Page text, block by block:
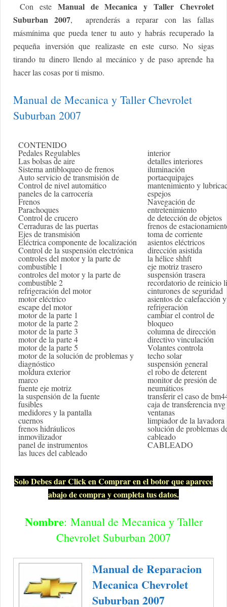
Con este Manual de Mecanica y Taller Chevrolet
Suburban 2007, aprenderás a reparar con las fallas
másmínima que pueda tener tu auto y habrás recuperado la
pequeña inversión que realizaste en este curso. No sigas
tirando tu dinero llendo al mecánico y de paso aprende ha
hacer las cosas por ti mismo.
Manual de Mecanica y Taller Chevrolet
Suburban 2007
CONTENIDO
Pedales Regulables
Las bolsas de aire
Sistema antibloqueo de frenos
Auto servicio de transmisión de
Control de nivel automático
paneles de la carrocería
Frenos
Parachoques
Control de crucero
Cerraduras de las puertas
Ejes de transmisión
Eléctrica componente de localización
Control de la suspensión electrónica
controles del motor y la parte de
combustible 1
controles del motor y la parte de
combustible 2
refrigeración del motor
motor eléctrico
escape del motor
motor de la parte 1
motor de la parte 2
motor de la parte 3
motor de la parte 4
motor de la parte 5
motor de la solución de problemas y
diagnóstico
moldura exterior
marco
fuente eje motriz
la suspensión de la fuente
fusibles
medidores y la pantalla
cuernos
frenos hidráulicos
inmovilizador
panel de instrumentos
las luces del cableado
interior
detalles interiores
iluminación
portaequipajes
mantenimiento y
espejos
Navegación de
entretenimiento
de detección de objetos
frenos de
toma de corriente
asientos eléctricos
dirección asistida
la hélice shhft
eje motriz trasero
suspensión trasera
recordatorio de reinicio
cinturones de seguridad
asientos de calefacción y
refrigeración
cambiar el control de
bloqueo
columna de dirección
directivo vinculación
Volantes controla
techo solar
suspensión general
el robo de deterent
monitor de presión de
neumáticos
transferir el caso de
caja de transferencia
ventanas
limpiador de la lavadora
solución de problemas
cableado
CABLEADO
Solo Debes dar Click en Comprar en el botor que aparece
abajo de compra y completa tus datos.
Nombre: Manual de Mecanica y Taller
Chevrolet Suburban 2007
Manual de Reparacion
Mecanica Chevrolet
Suburban 2007